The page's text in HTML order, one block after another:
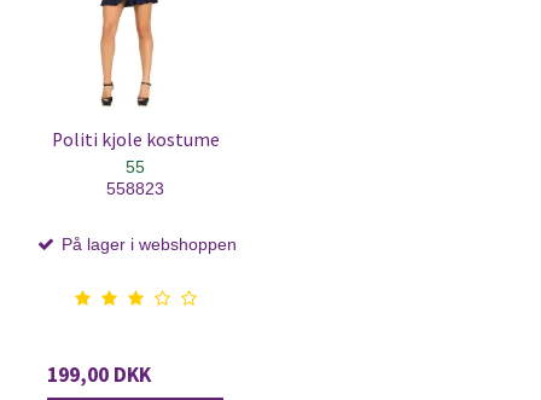
Politi kjole kostume
55
558823
På lager i webshoppen
199,00 DKK